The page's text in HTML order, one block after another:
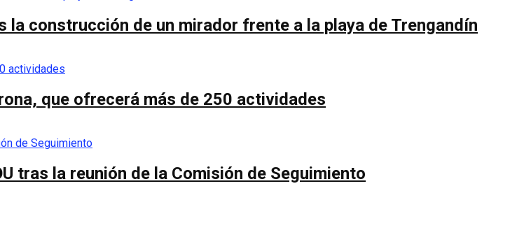
construcción de un mirador frente a la playa de Trengandín
que ofrecerá más de 250 actividades
tras la reunión de la Comisión de Seguimiento